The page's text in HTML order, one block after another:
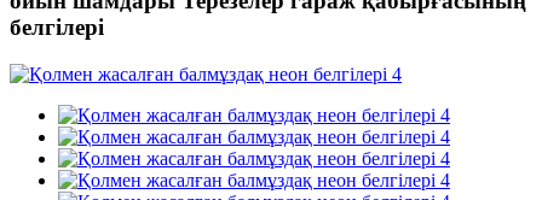
белгілері